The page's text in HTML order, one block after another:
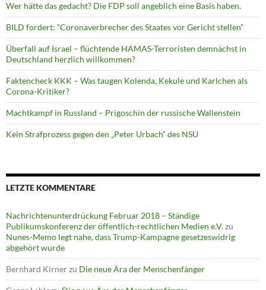
Wer hätte das gedacht? Die FDP soll angeblich eine Basis haben.
BILD fordert: “Coronaverbrecher des Staates vor Gericht stellen”
Überfall auf Israel – flüchtende HAMAS-Terroristen demnächst in
Deutschland herzlich willkommen?
Faktencheck KKK – Was taugen Kolenda, Kekule und Karlchen als
Corona-Kritiker?
Machtkampf in Russland – Prigoschin der russische Wallenstein
Kein Strafprozess gegen den „Peter Urbach“ des NSU
LETZTE KOMMENTARE
Nachrichtenunterdrückung Februar 2018 – Ständige
Publikumskonferenz der öffentlich-rechtlichen Medien e.V.zu
Nunes-Memo legt nahe, dass Trump-Kampagne gesetzeswidrig
abgehört wurde
Bernhard Kirnerzu Die neue Ära der Menschenfänger